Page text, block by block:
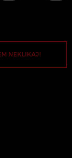
NEKLIKAJ!